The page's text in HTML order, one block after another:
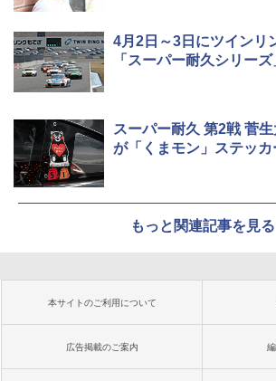
4月2日～3日にツインリ
「スーパー耐久シリー
スーパー耐久 第2戦 菅
が「くまモン」ステッカ
もっと関連記事を見る
本サイトのご利用について
広告掲載のご案内